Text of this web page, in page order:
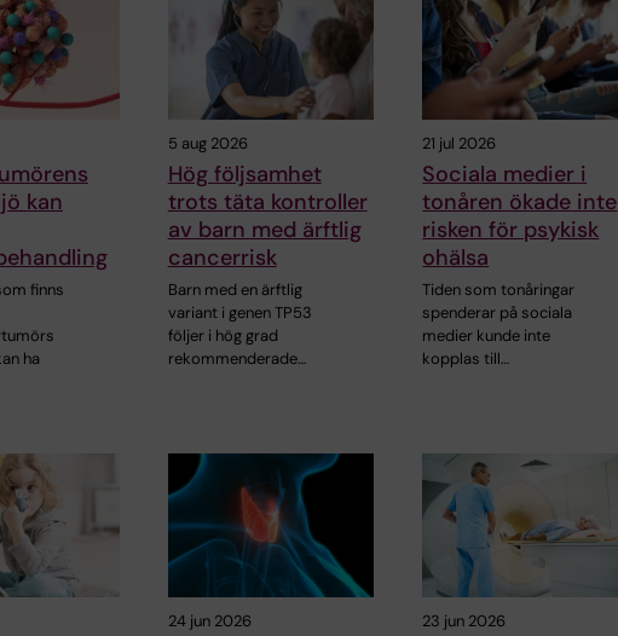
kan
finns
ha
5 aug 2026
Hög följsamhet
trots täta kontroller
av barn med ärftlig
cancerrisk
Barn med en ärftlig
variant i genen TP53
följer i hög grad
rekommenderade…
21 jul 2026
Sociala medier i
tonåren ökade inte
risken för psykisk
ohälsa
Tiden som tonåringar
spenderar på sociala
medier kunde inte
kopplas till…
24 jun 2026 23 jun 2026